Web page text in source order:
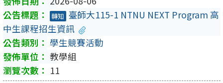
轉知 臺師大115-1 NTNU NEXT Program 高
中生課程招生資訊
學生競賽活動
教學組
11